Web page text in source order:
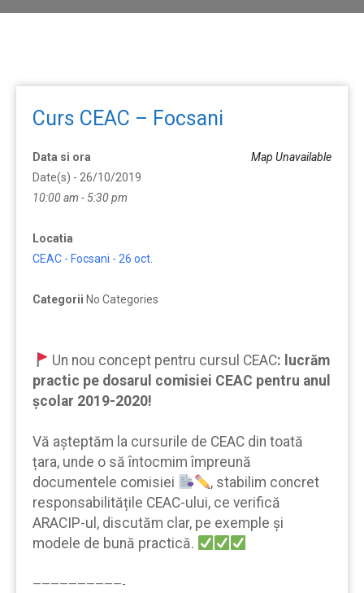
Curs CEAC – Focsani
Map Unavailable
Data si ora
Date(s) - 26/10/2019
10:00 am - 5:30 pm
Locatia
CEAC - Focsani - 26 oct.
Categorii No Categories
Un nou concept pentru cursul CEAC: lucrăm
practic pe dosarul comisiei CEAC pentru anul
școlar 2019-2020!
Vă aşteptăm la cursurile de CEAC din toată
țara, unde o să întocmim împreună
documentele comisiei
, stabilim concret
responsabilitățile CEAC-ului, ce verifică
ARACIP-ul, discutăm clar, pe exemple şi
modele de bună practică.
——————————-